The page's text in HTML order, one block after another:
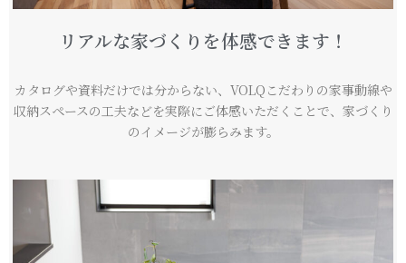
リアルな家づくりを体感できます！
カタログや資料だけでは分からない、VOLQこだわりの家事動線や
収納スペースの工夫などを実際にご体感いただくことで、家づくり
のイメージが膨らみます。